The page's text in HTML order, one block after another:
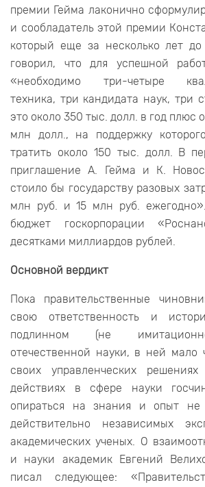
премии Гейма лаконично
и сообладатель этой премии
который еще за несколько лет
говорил, что для успешной
«необходимо три-четыре
техника, три кандидата наук, три
это около 350 тыс. долл. в год плюс
млн долл., на поддержку
тратить около 150 тыс. долл. В
приглашение А. Гейма и К.
стоило бы государству разовых
млн руб. и 15 млн руб.
бюджет госкорпорации
десятками миллиардов рублей.
Основной вердикт
Пока правительственные
свою ответственность и
подлинном (не
отечественной науки, в ней мало
своих управленческих
действиях в сфере науки
опираться на знания и опыт не
действительно независимых
академических ученых. О
и науки академик Евгений
писал следующее: